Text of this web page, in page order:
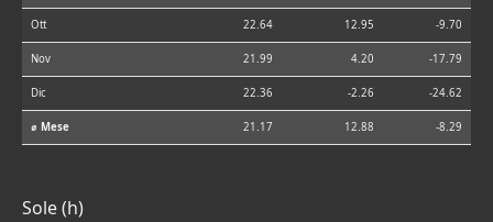
Ott 22.64 12.95 -9.70
Nov 21.99 4.20 -17.79
Dic 22.36 -2.26 -24.62
⌀ Mese 21.17 12.88 -8.29
Sole (h)